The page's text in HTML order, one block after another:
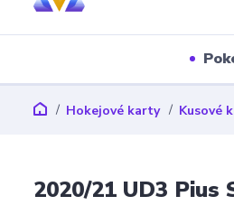
Hokejové karty Kusové
2020/21 UD3 Pius